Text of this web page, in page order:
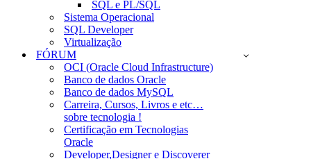
SQL e PL/SQL
Sistema Operacional
SQL Developer
Virtualização
FÓRUM
OCI (Oracle Cloud Infrastructure)
Banco de dados Oracle
Banco de dados MySQL
Carreira, Cursos, Livros e etc…
sobre tecnologia !
Certificação em Tecnologias
Oracle
Developer,Designer e Discoverer